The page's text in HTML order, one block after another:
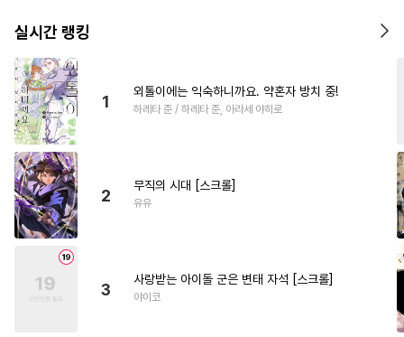
실시간 랭킹
1
외톨이에는 익숙하니까요. 약혼자 방치 중!
하레타 준 / 하레타 준, 아라세 야히로
2
무직의 시대 [스크롤]
유유
3
사랑받는 아이돌 군은 변태 자석 [스크롤]
야이코